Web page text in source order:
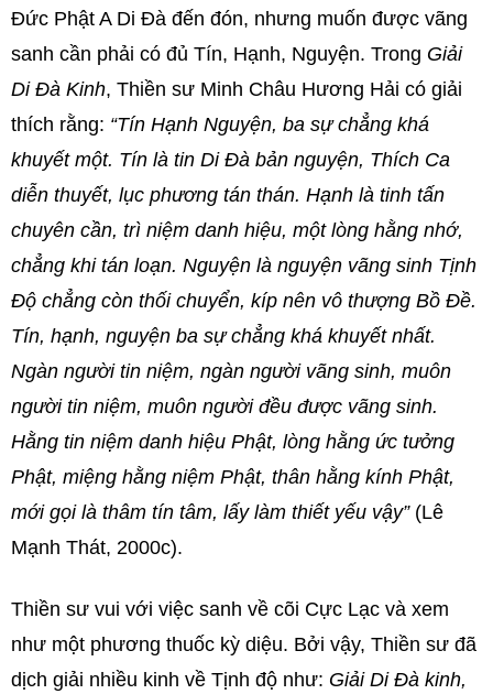
Đức Phật A Di Đà đến đón, nhưng muốn được vãng
sanh cần phải có đủ Tín, Hạnh, Nguyện. Trong Giải
Di Đà Kinh, Thiền sư Minh Châu Hương Hải có giải
thích rằng: “Tín Hạnh Nguyện, ba sự chẳng khá
khuyết một. Tín là tin Di Đà bản nguyện, Thích Ca
diễn thuyết, lục phương tán thán. Hạnh là tinh tấn
chuyên cần, trì niệm danh hiệu, một lòng hằng nhớ,
chẳng khi tán loạn. Nguyện là nguyện vãng sinh Tịnh
Độ chẳng còn thối chuyển, kíp nên vô thượng Bồ Đề.
Tín, hạnh, nguyện ba sự chẳng khá khuyết nhất.
Ngàn người tin niệm, ngàn người vãng sinh, muôn
người tin niệm, muôn người đều được vãng sinh.
Hằng tin niệm danh hiệu Phật, lòng hằng ức tưởng
Phật, miệng hằng niệm Phật, thân hằng kính Phật,
mới gọi là thâm tín tâm, lấy làm thiết yếu vậy” (Lê
Mạnh Thát, 2000c).
Thiền sư vui với việc sanh về cõi Cực Lạc và xem
như một phương thuốc kỳ diệu. Bởi vậy, Thiền sư đã
dịch giải nhiều kinh về Tịnh độ như: Giải Di Đà kinh,